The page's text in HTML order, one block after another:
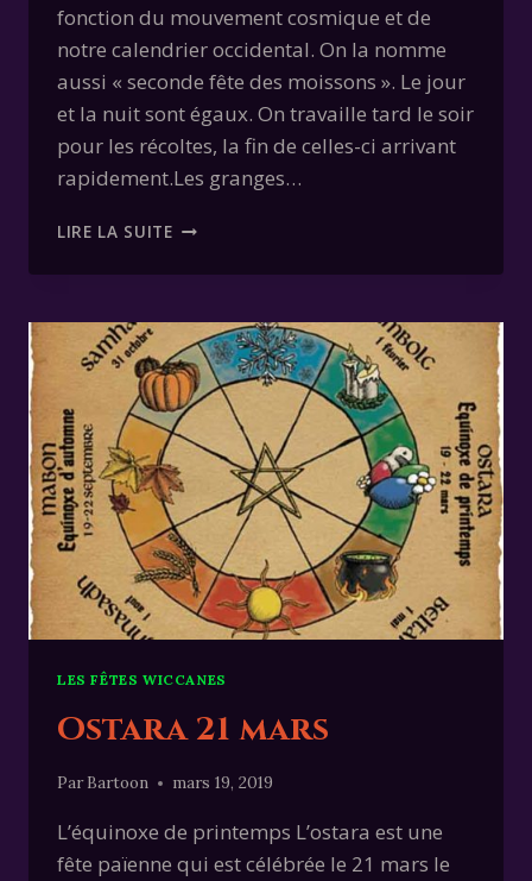
fonction du mouvement cosmique et de
notre calendrier occidental. On la nomme
aussi « seconde fête des moissons ». Le jour
et la nuit sont égaux. On travaille tard le soir
pour les récoltes, la fin de celles-ci arrivant
rapidement.Les granges…
LIRE LA SUITEMABON
LES FÊTES WICCANES
Ostara 21 mars
Par Bartoon mars 19, 2019
L’équinoxe de printemps L’ostara est une
fête païenne qui est célébrée le 21 mars le